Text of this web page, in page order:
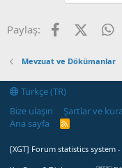
Paylaş: Facebook
X
Mevzuat ve Dökümanlar
Türkçe (TR)
Bize ulaşın
Şartlar ve
Ana sayfa
R
[XGT] Forum statistics system -